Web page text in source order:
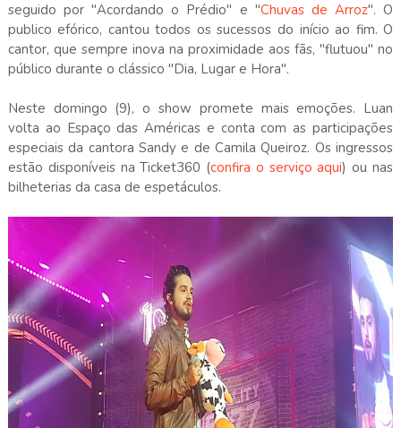
seguido por "Acordando o Prédio" e "Chuvas de Arroz". O
publico efórico, cantou todos os sucessos do início ao fim. O
cantor, que sempre inova na proximidade aos fãs, "flutuou" no
público durante o clássico "Dia, Lugar e Hora".
Neste domingo (9), o show promete mais emoções. Luan
volta ao Espaço das Américas e conta com as participações
especiais da cantora Sandy e de Camila Queiroz. Os ingressos
estão disponíveis na Ticket360 (confira o serviço aqui) ou nas
bilheterias da casa de espetáculos.